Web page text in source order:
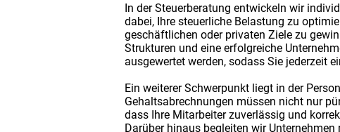
In der Steuerberatung entwickeln wir
dabei, Ihre steuerliche Belastung zu
geschäftlichen oder privaten Ziele zu
Strukturen und eine erfolgreiche
ausgewertet werden, sodass Sie jederzeit
Ein weiterer Schwerpunkt liegt in der
Gehaltsabrechnungen müssen nicht nur
dass Ihre Mitarbeiter zuverlässig und
Darüber hinaus begleiten wir